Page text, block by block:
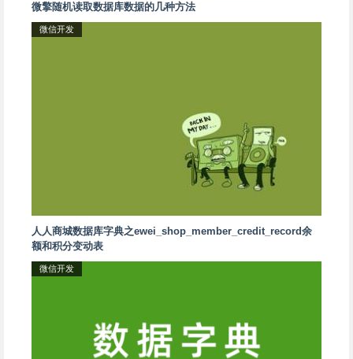
微擎随机读取数据库数据的几种方法
微信开发
人人商城数据库字典之ewei_shop_member_credit_record余
额和积分变动表
微信开发